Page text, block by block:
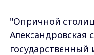
"Опричной
Александровская
государственный